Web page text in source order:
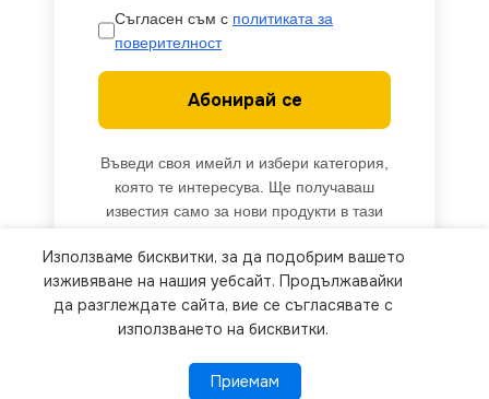
Съгласен съм с политиката за
поверителност
Абонирай се
Въведи своя имейл и избери категория,
която те интересува. Ще получаваш
известия само за нови продукти в тази
We use cookies to improve your experience on our
website. By browsing this website, you agree to
our use of cookies.
ПОВЕЧЕ ИНФОРМАЦИЯ
Използваме бисквитки, за да подобрим вашето
изживяване на нашия уебсайт. Продължавайки
да разглеждате сайта, вие се съгласявате с
използването на бисквитки.
Приемам